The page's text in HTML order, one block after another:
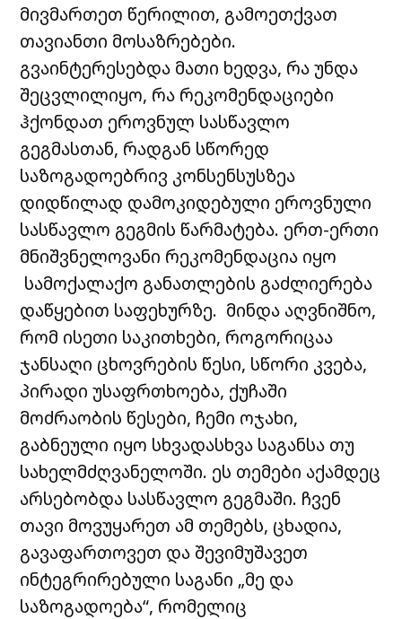
მივმართეთ წერილით, გამოეთქვათ
თავიანთი მოსაზრებები.
გვაინტერესებდა მათი ხედვა, რა უნდა
შეცვლილიყო, რა რეკომენდაციები
ჰქონდათ ეროვნულ სასწავლო
გეგმასთან, რადგან სწორედ
საზოგადოებრივ კონსენსუსზეა
დიდწილად დამოკიდებული ეროვნული
სასწავლო გეგმის წარმატება. ერთ-ერთი
მნიშვნელოვანი რეკომენდაცია იყო
სამოქალაქო განათლების გაძლიერება
დაწყებით საფეხურზე. მინდა აღვნიშნო,
რომ ისეთი საკითხები, როგორიცაა
ჯანსაღი ცხოვრების წესი, სწორი კვება,
პირადი უსაფრთხოება, ქუჩაში
მოძრაობის წესები, ჩემი ოჯახი,
გაბნეული იყო სხვადასხვა საგანსა თუ
სახელმძღვანელოში. ეს თემები აქამდეც
არსებობდა სასწავლო გეგმაში. ჩვენ
თავი მოვუყარეთ ამ თემებს, ცხადია,
გავაფართოვეთ და შევიმუშავეთ
ინტეგრირებული საგანი „მე და
საზოგადოება“, რომელიც